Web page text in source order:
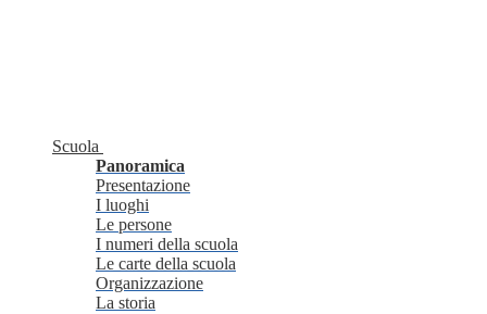
Scuola
Panoramica
Presentazione
I luoghi
Le persone
I numeri della scuola
Le carte della scuola
Organizzazione
La storia